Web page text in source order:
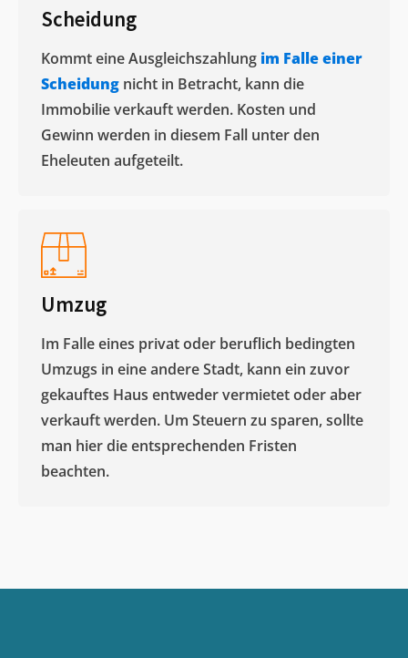
Scheidung
Kommt eine Ausgleichszahlung im Falle einer
Scheidung nicht in Betracht, kann die
Immobilie verkauft werden. Kosten und
Gewinn werden in diesem Fall unter den
Eheleuten aufgeteilt.​
Umzug
Im Falle eines privat oder beruflich bedingten
Umzugs in eine andere Stadt, kann ein zuvor
gekauftes Haus entweder vermietet oder aber
verkauft werden. Um Steuern zu sparen, sollte
man hier die entsprechenden Fristen
beachten.